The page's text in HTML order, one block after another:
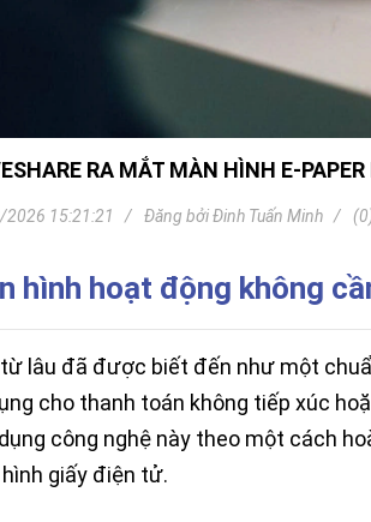
Khóa
THIẾT
KHÓA
THÔNG
FASTER
HUAWEI
RA MẮT MÀN HÌNH E-
15:21:21 Đăng bởiĐinh Tuấn Minh
hình hoạt động không
từ lâu đã được biết đến như một
cho thanh toán không tiếp xúc
công nghệ này theo một cách
giấy điện tử.